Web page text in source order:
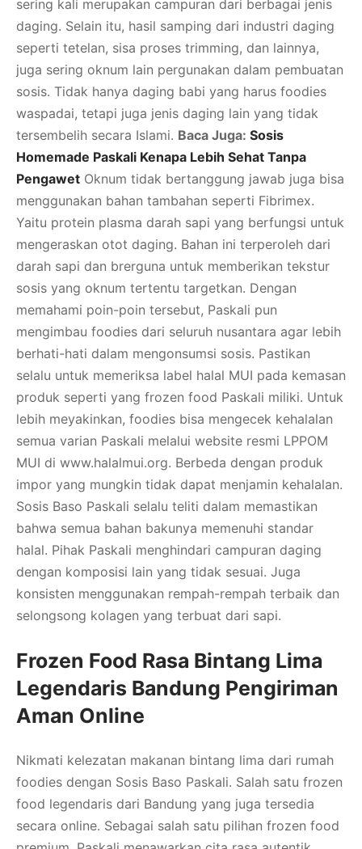
sering kali merupakan campuran dari berbagai jenis
daging. Selain itu, hasil samping dari industri daging
seperti tetelan, sisa proses trimming, dan lainnya,
juga sering oknum lain pergunakan dalam pembuatan
sosis. Tidak hanya daging babi yang harus foodies
waspadai, tetapi juga jenis daging lain yang tidak
tersembelih secara Islami. Baca Juga: Sosis
Homemade Paskali Kenapa Lebih Sehat Tanpa
Pengawet Oknum tidak bertanggung jawab juga bisa
menggunakan bahan tambahan seperti Fibrimex.
Yaitu protein plasma darah sapi yang berfungsi untuk
mengeraskan otot daging. Bahan ini terperoleh dari
darah sapi dan brerguna untuk memberikan tekstur
sosis yang oknum tertentu targetkan. Dengan
memahami poin-poin tersebut, Paskali pun
mengimbau foodies dari seluruh nusantara agar lebih
berhati-hati dalam mengonsumsi sosis. Pastikan
selalu untuk memeriksa label halal MUI pada kemasan
produk seperti yang frozen food Paskali miliki. Untuk
lebih meyakinkan, foodies bisa mengecek kehalalan
semua varian Paskali melalui website resmi LPPOM
MUI di www.halalmui.org. Berbeda dengan produk
impor yang mungkin tidak dapat menjamin kehalalan.
Sosis Baso Paskali selalu teliti dalam memastikan
bahwa semua bahan bakunya memenuhi standar
halal. Pihak Paskali menghindari campuran daging
dengan komposisi lain yang tidak sesuai. Juga
konsisten menggunakan rempah-rempah terbaik dan
selongsong kolagen yang terbuat dari sapi.
Frozen Food Rasa Bintang Lima
Legendaris Bandung Pengiriman
Aman Online
Nikmati kelezatan makanan bintang lima dari rumah
foodies dengan Sosis Baso Paskali. Salah satu frozen
food legendaris dari Bandung yang juga tersedia
secara online. Sebagai salah satu pilihan frozen food